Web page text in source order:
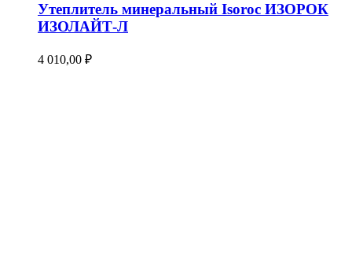
Утеплитель минеральный Isoroc ИЗОРОК
ИЗОЛАЙТ-Л
4 010,00 ₽